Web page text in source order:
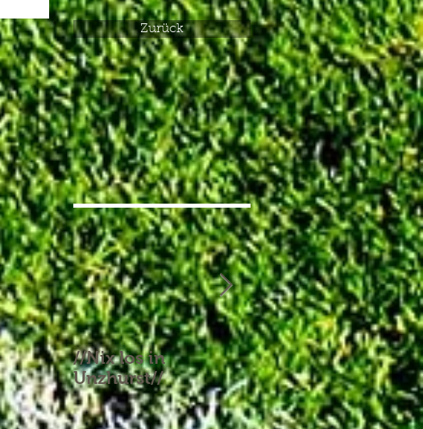
Zurück
//Nix los in
Unzhurst//
//Aufgebrauchtes
Glück und ein
Endspiel, das keines
war//